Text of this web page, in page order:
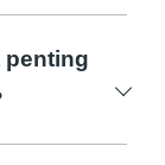
menjadi
menjaga
penting
yang